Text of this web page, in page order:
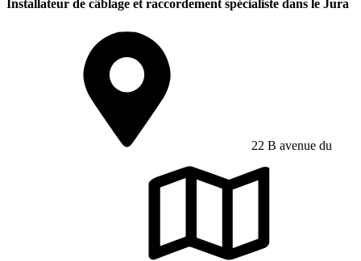
Installateur de câblage et raccordement spécialiste dans le Jura
22 B avenue du